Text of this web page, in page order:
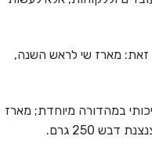
זאת: מארז שי לראש השנה,
במהדורה מיוחדת; מארז
250 גרם.